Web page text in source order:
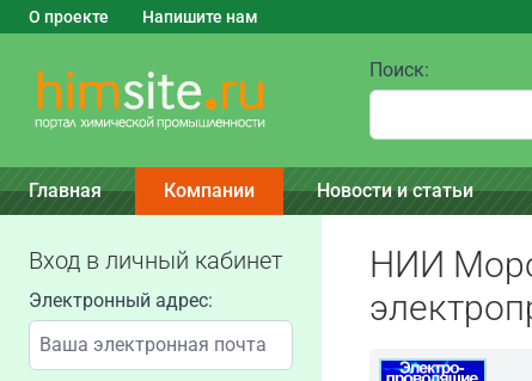
О проекте Напишите нам
Поиск:
Главная Компании Новости и статьи
Вход в личный кабинет
Электронный адрес:
НИИ